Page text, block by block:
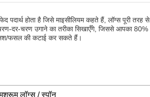
होता है जिसे माइसीलियम कहते हैं, लॉग्स पूरी तरह से
दर-चरण उगाने का तरीका सिखाएँगे, जिससे आपका 80%
फसल की कटाई कर सकते हैं।
लॉग्स / स्पॉन